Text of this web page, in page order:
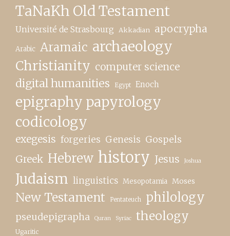
TaNaKh Old Testament
Université de Strasbourg Akkadian apocrypha
Arabic Aramaic archaeology
Christianity computer science
digital humanities Egypt Enoch
epigraphy papyrology
codicology
exegesis forgeries Genesis Gospels
Greek Hebrew history Jesus Joshua
Judaism linguistics Mesopotamia Moses
New Testament Pentateuch philology
pseudepigrapha Quran Syriac theology
Ugaritic